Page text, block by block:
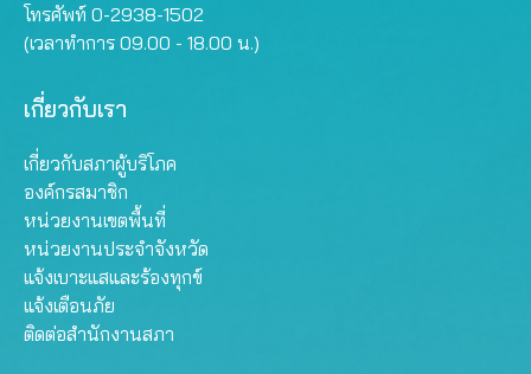
โทรศัพท์ 0-2938-1502
(เวลาทำการ 09.00 - 18.00 น.)
เกี่ยวกับเรา
เกี่ยวกับสภาผู้บริโภค
องค์กรสมาชิก
หน่วยงานเขตพื้นที่
หน่วยงานประจำจังหวัด
แจ้งเบาะแสและร้องทุกข์
แจ้งเตือนภัย
ติดต่อสำนักงานสภา